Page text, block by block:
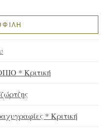
* Κριτική
* Κριτική